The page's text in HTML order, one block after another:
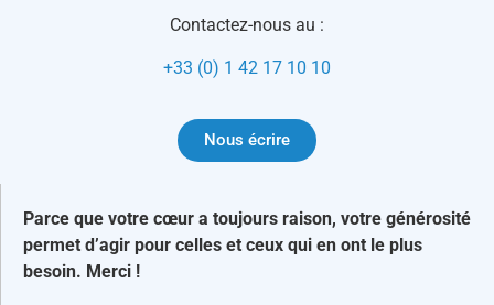
Contactez-nous au :
+33 (0) 1 42 17 10 10
Nous écrire
Parce que votre cœur a toujours raison, votre générosité
permet d’agir pour celles et ceux qui en ont le plus
besoin. Merci !